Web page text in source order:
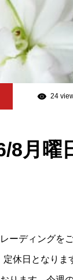
24
8月曜
ーディングを
定休日となり